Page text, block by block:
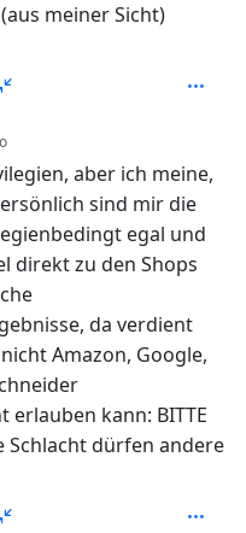
meiner Sicht)
aber ich meine,
sind mir die
egal und
direkt zu den Shops
da verdient
Amazon, Google,
erlauben kann: BITTE
Schlacht dürfen andere